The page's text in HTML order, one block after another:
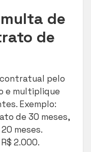
de
de
pelo
e multiplique
Exemplo:
de 30 meses,
meses.
2.000.